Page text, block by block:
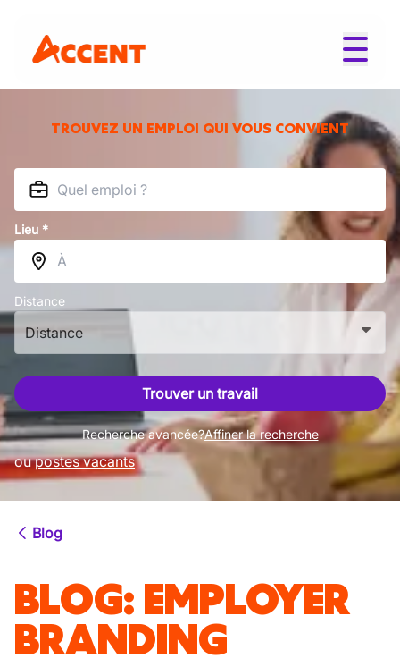
TROUVEZ UN EMPLOI QUI VOUS CONVIENT
Lieu *
Distance
Distance
Trouver un travail
Recherche avancée?Affiner la recherche
ou postes vacants
Blog
BLOG: EMPLOYER
BRANDING